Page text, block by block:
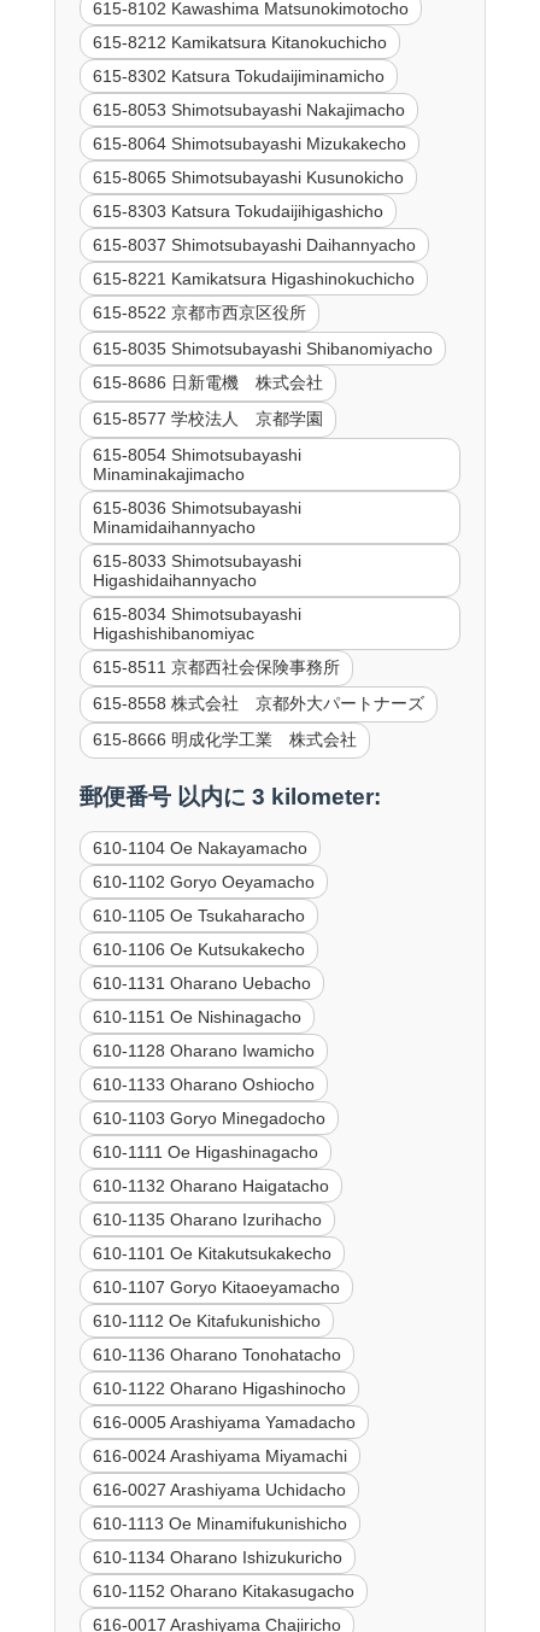
615-8102 Kawashima Matsunokimotocho
615-8212 Kamikatsura Kitanokuchicho
615-8302 Katsura Tokudaijiminamicho
615-8053 Shimotsubayashi Nakajimacho
615-8064 Shimotsubayashi Mizukakecho
615-8065 Shimotsubayashi Kusunokicho
615-8303 Katsura Tokudaijihigashicho
615-8037 Shimotsubayashi Daihannyacho
615-8221 Kamikatsura Higashinokuchicho
615-8522 京都市西京区役所
615-8035 Shimotsubayashi Shibanomiyacho
615-8686 日新電機 株式会社
615-8577 学校法人 京都学園
615-8054 Shimotsubayashi
Minaminakajimacho
615-8036 Shimotsubayashi
Minamidaihannyacho
615-8033 Shimotsubayashi
Higashidaihannyacho
615-8034 Shimotsubayashi
Higashishibanomiyac
615-8511 京都西社会保険事務所
615-8558 株式会社 京都外大パートナーズ
615-8666 明成化学工業 株式会社
郵便番号 以内に 3 kilometer:
610-1104 Oe Nakayamacho
610-1102 Goryo Oeyamacho
610-1105 Oe Tsukaharacho
610-1106 Oe Kutsukakecho
610-1131 Oharano Uebacho
610-1151 Oe Nishinagacho
610-1128 Oharano Iwamicho
610-1133 Oharano Oshiocho
610-1103 Goryo Minegadocho
610-1111 Oe Higashinagacho
610-1132 Oharano Haigatacho
610-1135 Oharano Izurihacho
610-1101 Oe Kitakutsukakecho
610-1107 Goryo Kitaoeyamacho
610-1112 Oe Kitafukunishicho
610-1136 Oharano Tonohatacho
610-1122 Oharano Higashinocho
616-0005 Arashiyama Yamadacho
616-0024 Arashiyama Miyamachi
616-0027 Arashiyama Uchidacho
610-1113 Oe Minamifukunishicho
610-1134 Oharano Ishizukuricho
610-1152 Oharano Kitakasugacho
616-0017 Arashiyama Chajiricho